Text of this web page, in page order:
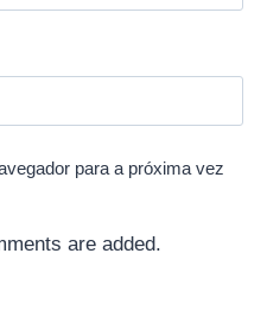
para a próxima vez
are added.